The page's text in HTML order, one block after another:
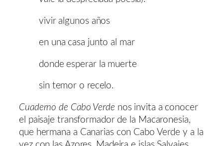
vivir algunos años
en una casa junto al mar
donde esperar la muerte
sin temor o recelo.
Cuaderno de Cabo Verde nos invita a conocer
el paisaje transformador de la Macaronesia,
que hermana a Canarias con Cabo Verde y a la